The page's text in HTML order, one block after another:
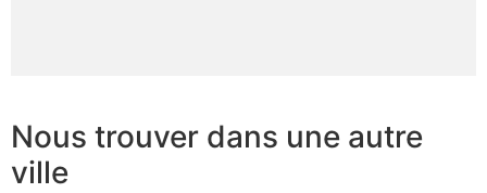
Nous trouver dans une autre
ville